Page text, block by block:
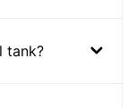
tank?